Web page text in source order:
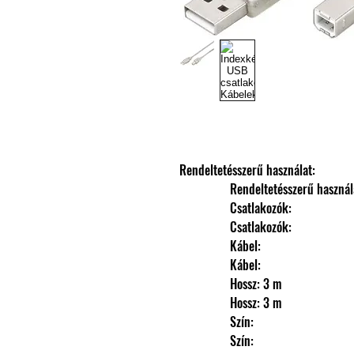
Rendeltetésszerű használat:
Rendeltetésszerű
                Csatlakozók:
                Csatlakozók:
                Kábel:
                Kábel:
                Hossz: 3 m
                Hossz: 3 m
                Szín:
                Szín: